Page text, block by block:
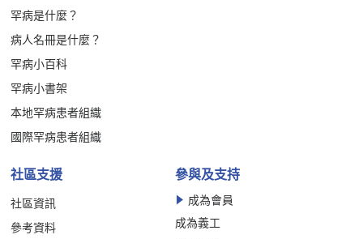
罕病是什麼？
病人名冊是什麼？
罕病小百科
罕病小書架
本地罕病患者組織
國際罕病患者組織
社區支援
社區資訊
參考資料
參與及支持
成為會員
成為義工